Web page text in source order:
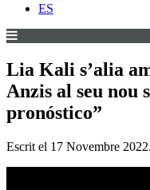
ES
Lia Kali s’alia
Anzis al seu nou
pronóstico”
Escrit el 17 Novembre 2022.